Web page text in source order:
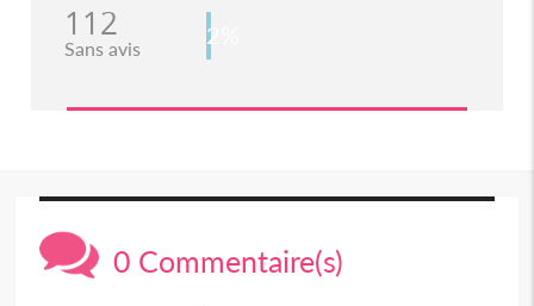
112
Sans avis 2%
0 Commentaire(s)